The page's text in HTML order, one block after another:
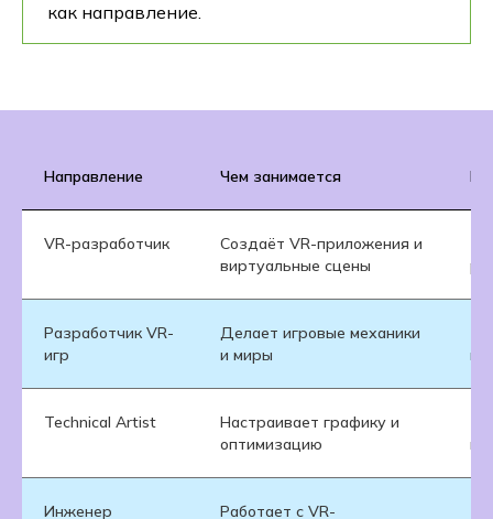
как направление.
Направление Чем занимается
VR-разработчик
Создаёт VR-приложения и
виртуальные сцены
Разработчик VR-
игр
Делает игровые механики
и миры
и
Technical Artist
Настраивает графику и
оптимизацию
Инженер
Работает с VR-